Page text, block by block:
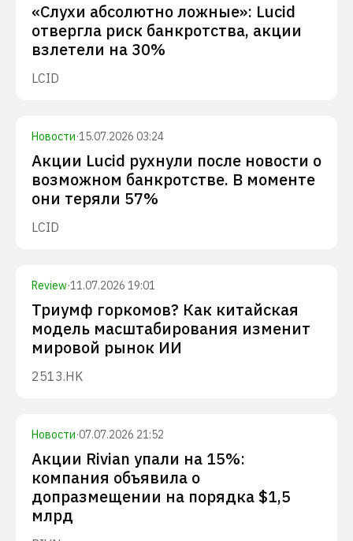
«Слухи абсолютно ложные»: Lucid
отвергла риск банкротства, акции
взлетели на 30%
LCID
Новости·15.07.2026 03:24
Акции Lucid рухнули после новости о
возможном банкротстве. В моменте
они теряли 57%
LCID
Review·11.07.2026 19:01
Триумф горкомов? Как китайская
модель масштабирования изменит
мировой рынок ИИ
2513.HK
Новости·07.07.2026 21:52
Акции Rivian упали на 15%:
компания объявила о
допразмещении на порядка $1,5
млрд